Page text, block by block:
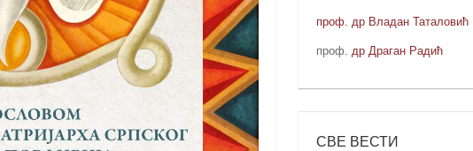
проф. др Владан Таталовић
проф . др Драган Радић
СВЕ ВЕСТИ